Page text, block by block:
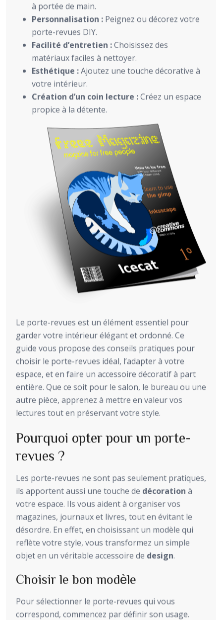
à portée de main.
Personnalisation : Peignez ou décorez votre
porte-revues DIY.
Facilité d’entretien :Choisissez des
matériaux faciles à nettoyer.
Esthétique :Ajoutez une touche décorative à
votre intérieur.
Création d’un coin lecture :Créez un espace
propice à la détente.
Le porte-revues est un élément essentiel pour
garder votre intérieur élégant et ordonné. Ce
guide vous propose des conseils pratiques pour
choisir le porte-revues idéal, l’adapter à votre
espace, et en faire un accessoire décoratif à part
entière. Que ce soit pour le salon, le bureau ou une
autre pièce, apprenez à mettre en valeur vos
lectures tout en préservant votre style.
Pourquoi opter pour un porte-
revues ?
Les porte-revues ne sont pas seulement pratiques,
ils apportent aussi une touche de décoration à
votre espace. Ils vous aident à organiser vos
magazines, journaux et livres, tout en évitant le
désordre. En effet, en choisissant un modèle qui
reflète votre style, vous transformez un simple
objet en un véritable accessoire de design.
Choisir le bon modèle
Pour sélectionner le porte-revues qui vous
correspond, commencez par définir son usage.